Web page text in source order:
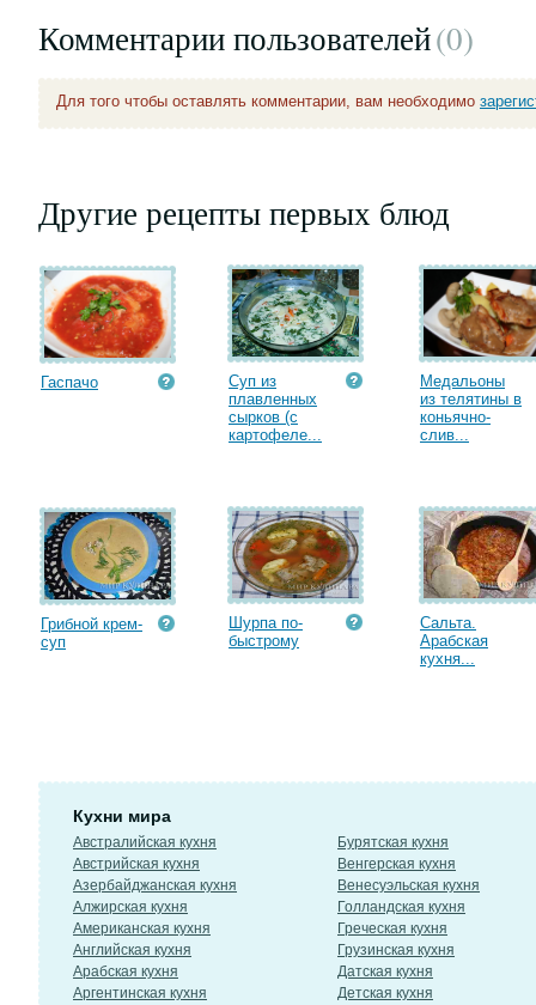
Комментарии пользователей(0)
Для того чтобы оставлять комментарии, вам необходимо
Другие рецепты первых блюд
Гаспачо
Суп из
плавленных
сырков (с
картофеле...
Медальоны
из телятины в
коньячно-
слив...
Грибной крем-
суп
Шурпа по-
быстрому
Сальта.
Арабская
кухня...
Кухни мира
Австралийская кухня
Австрийская кухня
Азербайджанская кухня
Алжирская кухня
Американская кухня
Английская кухня
Арабская кухня
Аргентинская кухня
Бурятская кухня
Венгерская кухня
Венесуэльская кухня
Голландская кухня
Греческая кухня
Грузинская кухня
Датская кухня
Детская кухня